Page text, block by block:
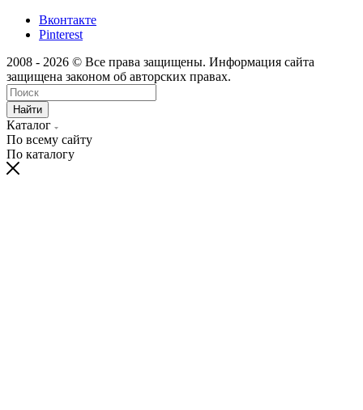
Вконтакте
Pinterest
2008 - 2026 © Все права защищены. Информация сайта
защищена законом об авторских правах.
Найти
Каталог
По всему сайту
По каталогу